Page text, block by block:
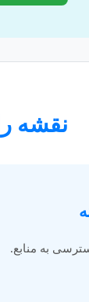
نقشه
به منابع.